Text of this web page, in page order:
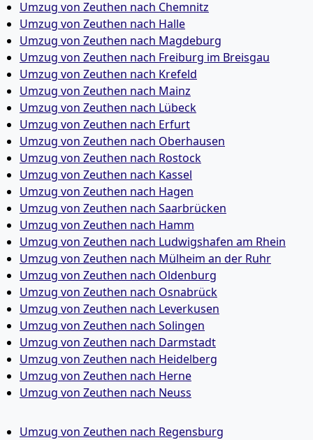
Umzug von Zeuthen nach Chemnitz
Umzug von Zeuthen nach Halle
Umzug von Zeuthen nach Magdeburg
Umzug von Zeuthen nach Freiburg im Breisgau
Umzug von Zeuthen nach Krefeld
Umzug von Zeuthen nach Mainz
Umzug von Zeuthen nach Lübeck
Umzug von Zeuthen nach Erfurt
Umzug von Zeuthen nach Oberhausen
Umzug von Zeuthen nach Rostock
Umzug von Zeuthen nach Kassel
Umzug von Zeuthen nach Hagen
Umzug von Zeuthen nach Saarbrücken
Umzug von Zeuthen nach Hamm
Umzug von Zeuthen nach Ludwigshafen am Rhein
Umzug von Zeuthen nach Mülheim an der Ruhr
Umzug von Zeuthen nach Oldenburg
Umzug von Zeuthen nach Osnabrück
Umzug von Zeuthen nach Leverkusen
Umzug von Zeuthen nach Solingen
Umzug von Zeuthen nach Darmstadt
Umzug von Zeuthen nach Heidelberg
Umzug von Zeuthen nach Herne
Umzug von Zeuthen nach Neuss
Umzug von Zeuthen nach Regensburg